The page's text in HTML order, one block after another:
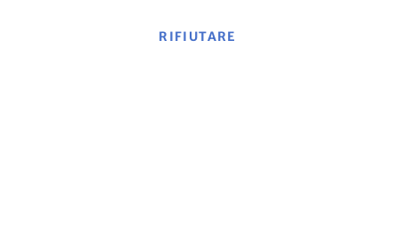
Informazioni su mse|Sito web di mse
RIFIUTARE